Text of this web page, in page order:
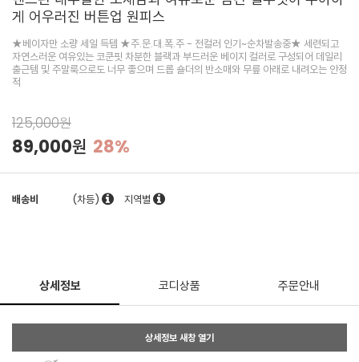
게 어우러진 버튼업 원피스
★베이자만 소량 세일 득템 ★주.문.대.폭.주 - 전컬러 인기~순차발송중★ 세련되고
자연스러운 여유있는 코쿤핏 차분한 블랙과 부드러운 베이지 컬러로 구성되어 데일리
출근템 및 주말룩으로도 너무 좋으며 드롭 숄더의 반소매와 무릎 아래로 내려오는 안정
적
125,000원
89,000원 28%
배송비 (차등) 지역별
상세정보 코디상품 주문안내
상세정보 새창 열기